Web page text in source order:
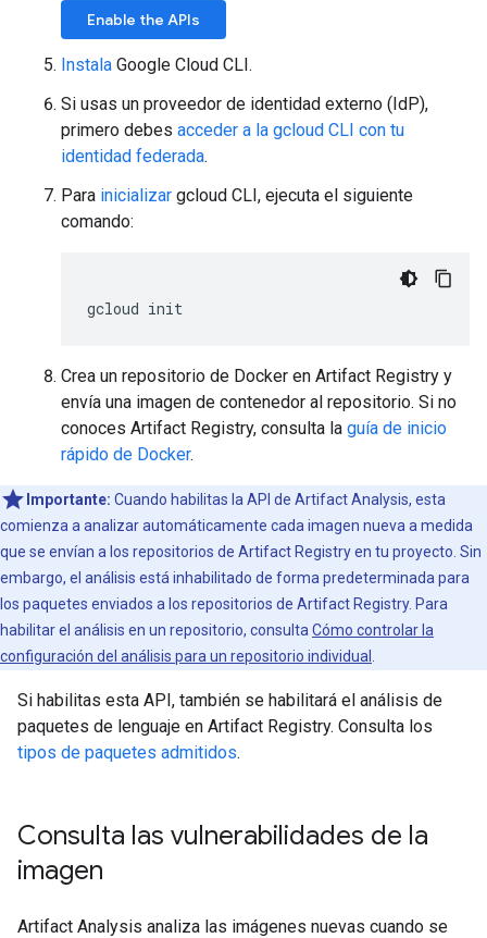
Enable the APIs
Instala Google Cloud CLI.
Si usas un proveedor de identidad externo (IdP),
primero debes acceder a la gcloud CLI con tu
identidad federada.
Para inicializar gcloud CLI, ejecuta el siguiente
comando:
gcloud init
Crea un repositorio de Docker en Artifact Registry y
envía una imagen de contenedor al repositorio. Si no
conoces Artifact Registry, consulta la guía de inicio
rápido de Docker.
Importante: Cuando habilitas la API de Artifact Analysis, esta
comienza a analizar automáticamente cada imagen nueva a medida
que se envían a los repositorios de Artifact Registry en tu proyecto. Sin
embargo, el análisis está inhabilitado de forma predeterminada para
los paquetes enviados a los repositorios de Artifact Registry. Para
habilitar el análisis en un repositorio, consulta Cómo controlar la
configuración del análisis para un repositorio individual
Si habilitas esta API, también se habilitará el análisis de
paquetes de lenguaje en Artifact Registry. Consulta los
tipos de paquetes admitidos.
Consulta las vulnerabilidades de la
imagen
Artifact Analysis analiza las imágenes nuevas cuando se